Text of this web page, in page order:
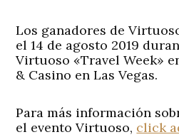
Los ganadores de
el 14 de agosto 2019
Virtuoso «Travel Week»
& Casino en Las Vegas.
Para más información
el evento Virtuoso, click